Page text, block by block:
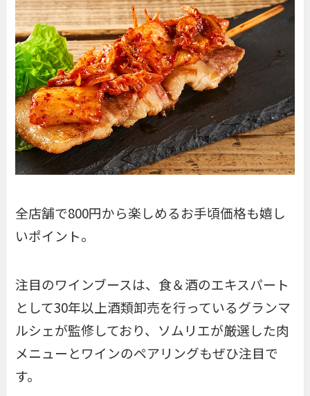
全店舗で800円から楽しめるお手頃価格も嬉し
いポイント。
注目のワインブースは、食＆酒のエキスパート
として30年以上酒類卸売を行っているグランマ
ルシェが監修しており、ソムリエが厳選した肉
メニューとワインのペアリングもぜひ注目で
す。